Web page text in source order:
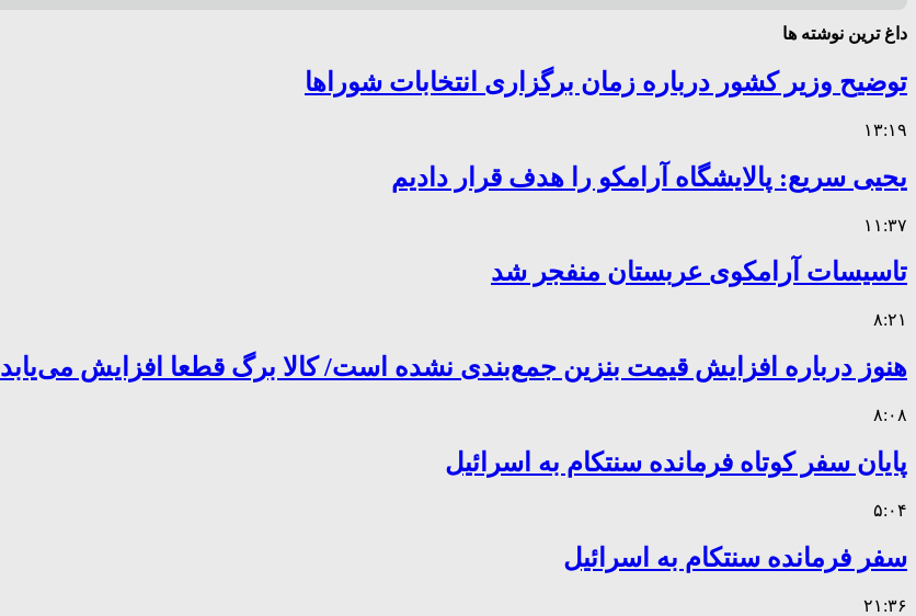
داغ ترین نوشته ها
توضیح وزیر کشور درباره زمان برگزاری انتخابات شوراها
۱۳:۱۹
یحیی سریع: پالایشگاه آرامکو را هدف قرار دادیم
۱۱:۳۷
تاسیسات آرامکوی عربستان منفجر شد
۸:۲۱
هنوز درباره افزایش قیمت بنزین جمع‌بندی نشده است/ کالا برگ قطعا افزایش می‌یابد
۸:۰۸
پایان سفر کوتاه فرمانده سنتکام به اسرائیل
۵:۰۴
سفر فرمانده سنتکام به اسرائیل
۲۱:۳۶